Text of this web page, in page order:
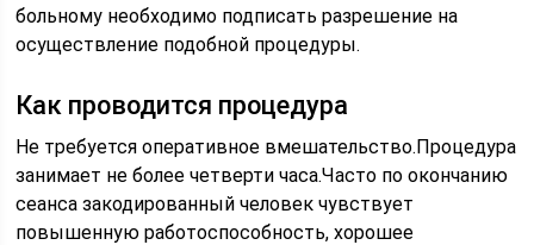
больному необходимо подписать разрешение на
осуществление подобной процедуры.
Как проводится процедура
Не требуется оперативное вмешательство.Процедура
занимает не более четверти часа.Часто по окончанию
сеанса закодированный человек чувствует
повышенную работоспособность, хорошее